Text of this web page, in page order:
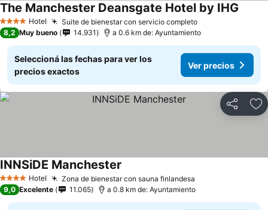
4 EstrellasHotel Suite de bienestar con servicio completo
The Manchester Deansgate Hotel by IHG
8,2 Muy bueno 14.931 a 0.6 km de: Ayuntamiento
Seleccioná las fechas para ver los
precios exactos
Ver precios
Compartir
4 EstrellasHotel Zona de bienestar con sauna finlandesa
INNSiDE Manchester
9,0 Excelente 11.065 a 0.8 km de: Ayuntamiento